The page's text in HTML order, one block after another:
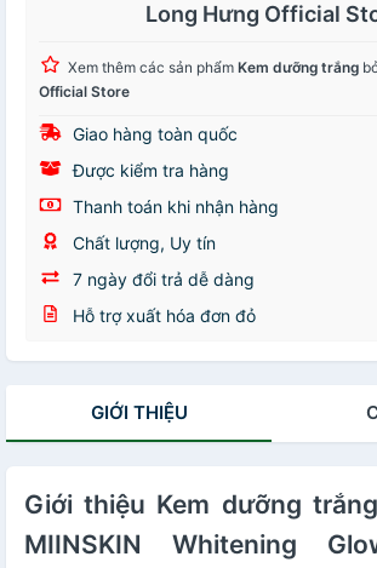
Long Hưng Official
Xem thêm các sản phẩm Kem dưỡng trắng
Official Store
Giao hàng toàn quốc
Được kiểm tra hàng
Thanh toán khi nhận hàng
Chất lượng, Uy tín
7 ngày đổi trả dễ dàng
Hỗ trợ xuất hóa đơn đỏ
GIỚI THIỆU
Giới thiệu Kem dưỡng
MIINSKIN Whitening